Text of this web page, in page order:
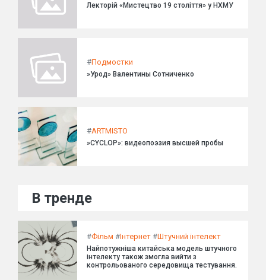
Лекторій «Мистецтво 19 століття» у НХМУ
#Подмостки
»Урод» Валентины Сотниченко
#ARTMISTO
»CYCLOP»: видеопоэзия высшей пробы
В тренде
#Фільм #Інтернет #Штучний інтелект
Найпотужніша китайська модель штучного
інтелекту також змогла вийти з
контрольованого середовища тестування.